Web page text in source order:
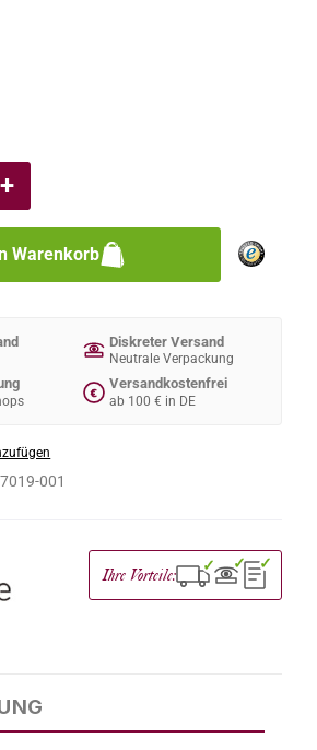
Gib den gewünschten
+
Warenkorb
Diskreter Versand
Neutrale Verpackung
€
Versandkostenfrei
ab 100 € in DE
001
Ihre Vorteile: ✓ ✓ ✓